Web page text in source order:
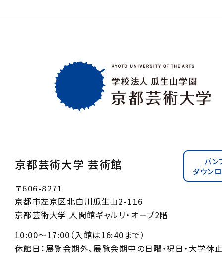
京都芸術大学 芸術館
パン
ダウン
〒606-8271
京都市左京区北白川瓜生山2-116
京都芸術大学 人間館ギャルリ・オーブ2階
10:00〜17:00（入館は16:40まで）
休館日：展覧会期外、展覧会期中の日曜・祝日・大学休